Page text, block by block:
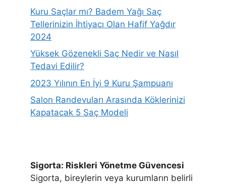
Kuru Saçlar mı? Badem Yağı Saç
Tellerinizin İhtiyacı Olan Hafif Yağdır
2024
Yüksek Gözenekli Saç Nedir ve Nasıl
Tedavi Edilir?
2023 Yılının En İyi 9 Kuru Şampuanı
Salon Randevuları Arasında Köklerinizi
Kapatacak 5 Saç Modeli
Sigorta: Riskleri Yönetme Güvencesi
Sigorta, bireylerin veya kurumların belirli